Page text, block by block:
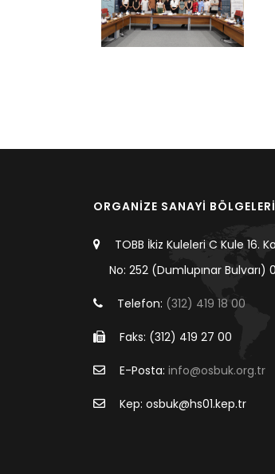
ORGANİZE SANAYİ
TOBB İkiz Kuleleri C Kule 16.
No: 252 (Dumlupınar
Telefon: (312) 419 18 00
Faks: (312) 419 27 00
E-Posta: info@osbuk.org.tr
Kep: osbuk@hs01.kep.tr